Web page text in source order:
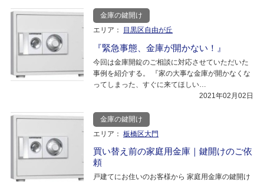
金庫の鍵開け
エリア：
目黒区自由が丘
『緊急事態、金庫が開かない！』
今回は金庫開錠のご相談に対応させていただいた
事例を紹介する。 『家の大事な金庫が開かなくな
ってしまった、すぐに来てほしい…
2021年02月02日
金庫の鍵開け
エリア： 板橋区大門
買い替え前の家庭用金庫｜鍵開けのご依
頼
戸建てにお住いのお客様から 家庭用金庫の鍵開け